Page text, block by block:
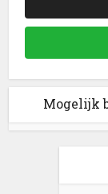
Mogelijk